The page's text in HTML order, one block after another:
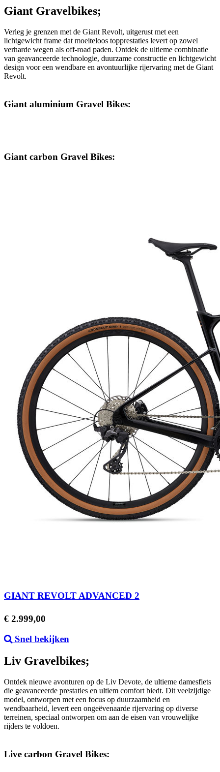
Giant Gravelbikes;
Verleg je grenzen met de Giant Revolt, uitgerust met een
lichtgewicht frame dat moeiteloos topprestaties levert op zowel
verharde wegen als off-road paden. Ontdek de ultieme combinatie
van geavanceerde technologie, duurzame constructie en lichtgewicht
design voor een wendbare en avontuurlijke rijervaring met de Giant
Revolt.
Giant aluminium Gravel Bikes:
Giant carbon Gravel Bikes:
GIANT REVOLT ADVANCED 2
Prijs
€ 2.999,00
Snel bekijken
Liv Gravelbikes;
Ontdek nieuwe avonturen op de Liv Devote, de ultieme damesfiets
die geavanceerde prestaties en ultiem comfort biedt. Dit veelzijdige
model, ontworpen met een focus op duurzaamheid en
wendbaarheid, levert een ongeëvenaarde rijervaring op diverse
terreinen, speciaal ontworpen om aan de eisen van vrouwelijke
rijders te voldoen.
Live carbon Gravel Bikes: